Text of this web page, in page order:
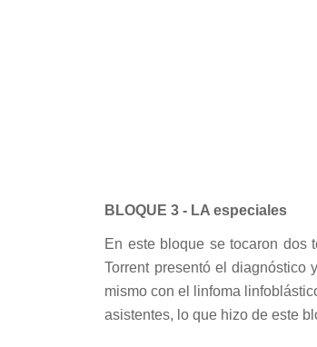
BLOQUE 3 - LA especiales
En este bloque se tocaron dos
Torrent presentó el diagnóstico
mismo con el linfoma
asistentes, lo que hizo de este